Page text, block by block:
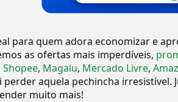
para quem adora economizar e
as ofertas mais imperdíveis,
Shopee, Magalu, Mercado Livre,
perder aquela pechincha
muito mais!